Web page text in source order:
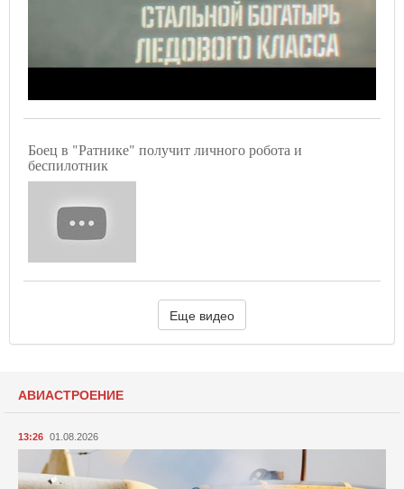
Боец в "Ратнике" получит личного робота и
беспилотник
Еще видео
АВИАСТРОЕНИЕ
13:26 01.08.2026